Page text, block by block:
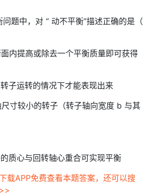
题中，对 “ 动不平衡”描述正确的是（
内提高或除去一个平衡质量即可获得
子运转的情况下才能表现出来
寸较小的转子（转子轴向宽度 b 与其
质心与回转轴心重合可实现平衡
载APP免费查看本题答案，还可以搜